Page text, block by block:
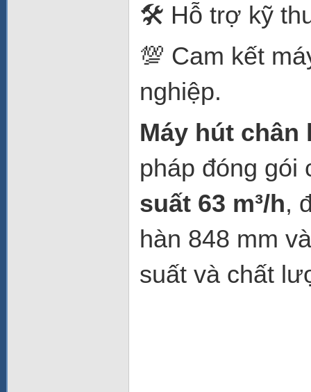
🛠️ Hỗ trợ kỹ
💯 Cam kết
nghiệp.
Máy hút chân
pháp đóng gói
suất 63 m³/h,
hàn 848 mm
suất và chất